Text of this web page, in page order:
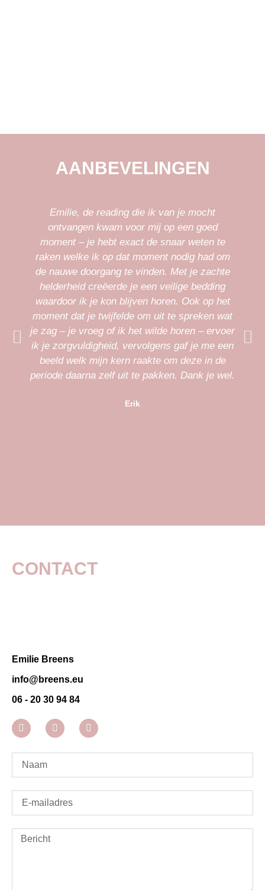
AANBEVELINGEN
Emilie, de reading die ik van je mocht
ontvangen kwam voor mij op een goed
moment – je hebt exact de snaar weten te
raken welke ik op dat moment nodig had om
de nauwe doorgang te vinden. Met je zachte
helderheid creëerde je een veilige bedding
waardoor ik je kon blijven horen. Ook op het
moment dat je twijfelde om uit te spreken wat
je zag – je vroeg of ik het wilde horen – ervoer
ik je zorgvuldigheid, vervolgens gaf je me een
beeld welk mijn kern raakte om deze in de
periode daarna zelf uit te pakken. Dank je wel.
Erik
CONTACT
Emilie Breens
info@breens.eu
06 - 20 30 94 84